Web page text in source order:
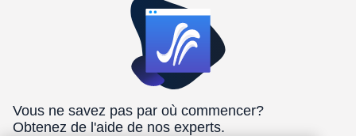
Vous ne savez pas par où commencer?
Obtenez de l'aide de nos experts.